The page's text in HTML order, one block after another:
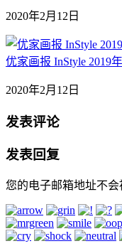
2020年2月12日
优家画报 InStyle 2019
2020年2月12日
发表评论
发表回复
您的电子邮箱地址不会